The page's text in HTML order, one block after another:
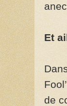
Et
de